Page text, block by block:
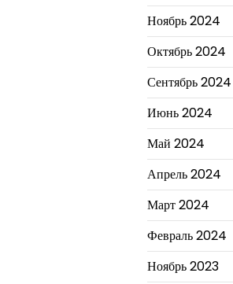
Ноябрь 2024
Октябрь 2024
Сентябрь 2024
Июнь 2024
Май 2024
Апрель 2024
Март 2024
Февраль 2024
Ноябрь 2023